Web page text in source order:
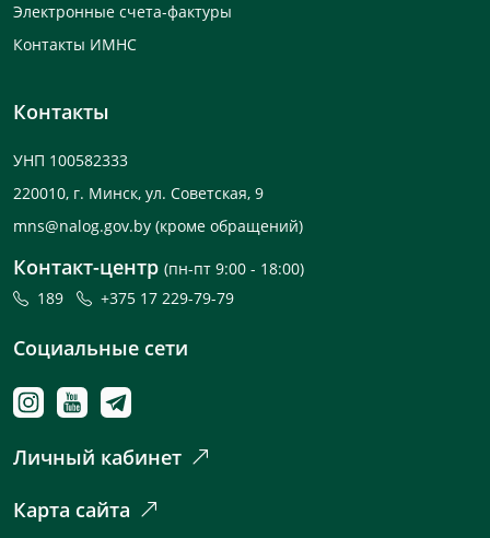
Электронные счета-фактуры
Контакты ИМНС
Контакты
УНП 100582333
220010, г. Минск, ул. Советская, 9
mns@nalog.gov.by (кроме обращений)
Контакт-центр (пн-пт 9:00 - 18:00)
189
+375 17 229-79-79
Социальные сети
Личный кабинет
Карта сайта